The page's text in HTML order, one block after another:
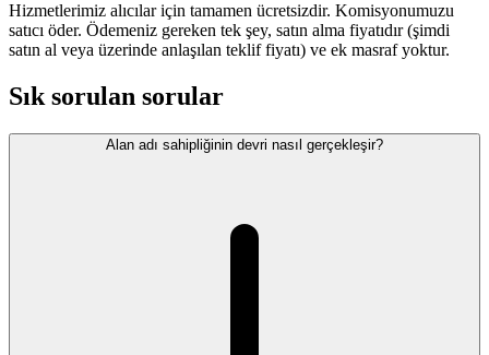
Hizmetlerimiz alıcılar için tamamen ücretsizdir. Komisyonumuzu
satıcı öder. Ödemeniz gereken tek şey, satın alma fiyatıdır (şimdi
satın al veya üzerinde anlaşılan teklif fiyatı) ve ek masraf yoktur.
Sık sorulan sorular
Alan adı sahipliğinin devri nasıl gerçekleşir?